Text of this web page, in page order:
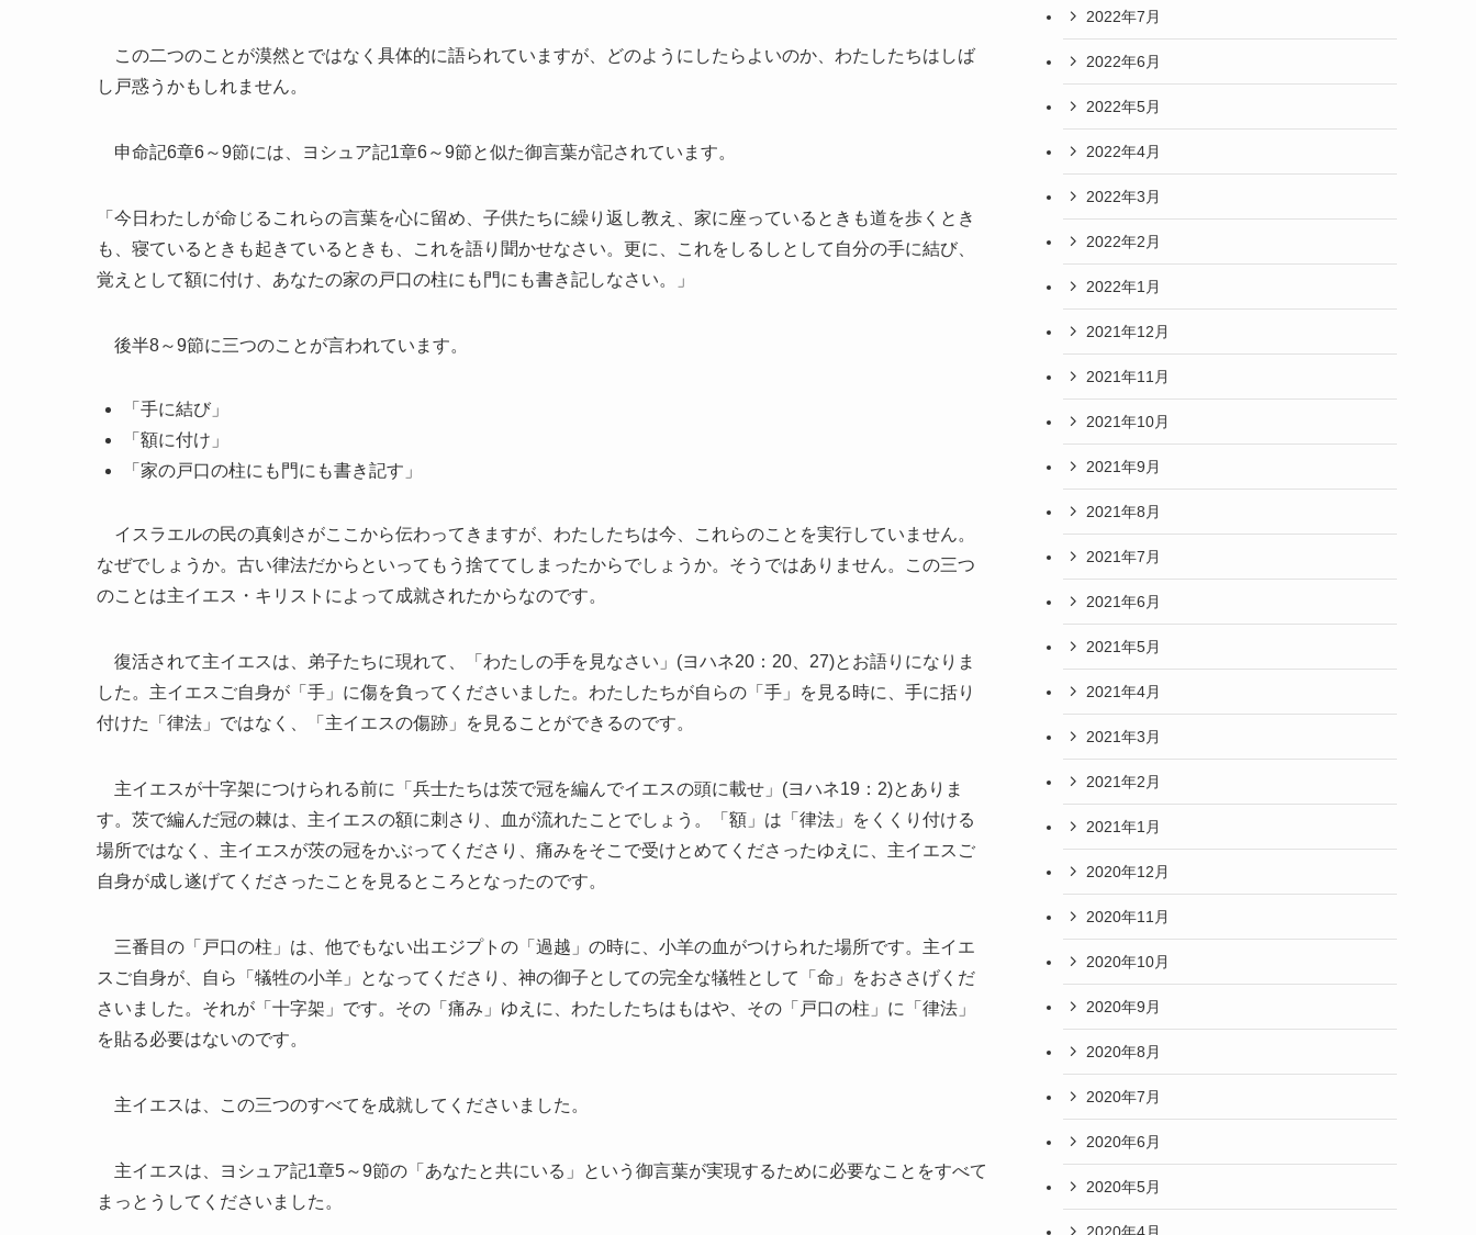
この二つのことが漠然とではなく具体的に語られていますが、どのようにしたらよいのか、わたしたちはしば
し戸惑うかもしれません。
申命記6章6～9節には、ヨシュア記1章6～9節と似た御言葉が記されています。
「今日わたしが命じるこれらの言葉を心に留め、子供たちに繰り返し教え、家に座っているときも道を歩くとき
も、寝ているときも起きているときも、これを語り聞かせなさい。更に、これをしるしとして自分の手に結び、
覚えとして額に付け、あなたの家の戸口の柱にも門にも書き記しなさい。」
後半8～9節に三つのことが言われています。
「手に結び」
「額に付け」
「家の戸口の柱にも門にも書き記す」
イスラエルの民の真剣さがここから伝わってきますが、わたしたちは今、これらのことを実行していません。
なぜでしょうか。古い律法だからといってもう捨ててしまったからでしょうか。そうではありません。この三つ
のことは主イエス・キリストによって成就されたからなのです。
復活されて主イエスは、弟子たちに現れて、「わたしの手を見なさい」(ヨハネ20：20、27)とお語りになりま
した。主イエスご自身が「手」に傷を負ってくださいました。わたしたちが自らの「手」を見る時に、手に括り
付けた「律法」ではなく、「主イエスの傷跡」を見ることができるのです。
主イエスが十字架につけられる前に「兵士たちは茨で冠を編んでイエスの頭に載せ」(ヨハネ19：2)とありま
す。茨で編んだ冠の棘は、主イエスの額に刺さり、血が流れたことでしょう。「額」は「律法」をくくり付ける
場所ではなく、主イエスが茨の冠をかぶってくださり、痛みをそこで受けとめてくださったゆえに、主イエスご
自身が成し遂げてくださったことを見るところとなったのです。
三番目の「戸口の柱」は、他でもない出エジプトの「過越」の時に、小羊の血がつけられた場所です。主イエ
スご自身が、自ら「犠牲の小羊」となってくださり、神の御子としての完全な犠牲として「命」をおささげくだ
さいました。それが「十字架」です。その「痛み」ゆえに、わたしたちはもはや、その「戸口の柱」に「律法」
を貼る必要はないのです。
主イエスは、この三つのすべてを成就してくださいました。
主イエスは、ヨシュア記1章5～9節の「あなたと共にいる」という御言葉が実現するために必要なことをすべて
まっとうしてくださいました。
2022年7月
2022年6月
2022年5月
2022年4月
2022年3月
2022年2月
2022年1月
2021年12月
2021年11月
2021年10月
2021年9月
2021年8月
2021年7月
2021年6月
2021年5月
2021年4月
2021年3月
2021年2月
2021年1月
2020年12月
2020年11月
2020年10月
2020年9月
2020年8月
2020年7月
2020年6月
2020年5月
2020年4月